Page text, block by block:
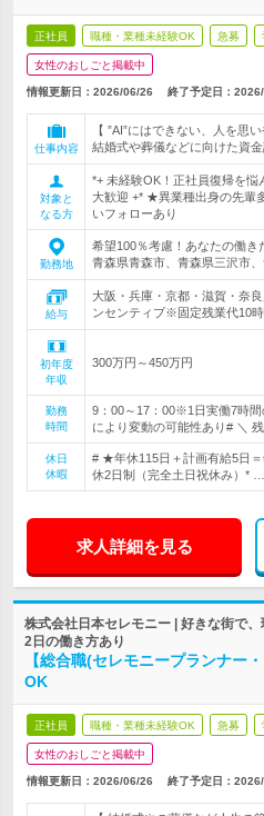
正社員 職種・業種未経験OK 急募
女性のおしごと掲載中
情報更新日：2026/06/26 終了予定日：
仕事内容
【 ”AI”にはできない、人を思
結婚式や葬儀などに向けた資
対象と
なる方
*+ 未経験OK！正社員復帰を
大歓迎 +* ★異業種出身の先輩
いフォローあり
勤務地
希望100％考慮！あなたの働
青森県青森市、青森県三沢市
給与
大阪・兵庫・京都・滋賀・奈
ンセンティブ※固定残業代10
初年度
年収
300万円～450万円
勤務
時間
9：00～17：00※1日実働7時
により変動の可能性あり# ＼
休日
休暇
# ★年休115日＋計画有給5日
休2日制（完全土日祝休み）* …
求人詳細を見る
株式会社日本セレモニー | 好きな街で
2日の働き方あり
【総合職(セレモニープランナー
OK
正社員 職種・業種未経験OK 急募
女性のおしごと掲載中
情報更新日：2026/06/26 終了予定日：